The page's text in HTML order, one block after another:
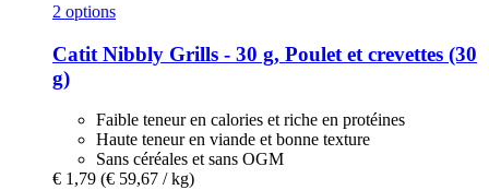
2 options
Catit Nibbly Grills -​ 30 g, Poulet et crevettes (30
g)
Faible teneur en calories et riche en protéines
Haute teneur en viande et bonne texture
Sans céréales et sans OGM
€ 1,79 (€ 59,67 / kg)